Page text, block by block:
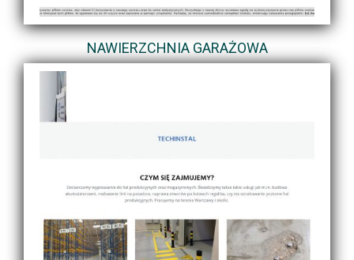
NAWIERZCHNIA GARAŻOWA